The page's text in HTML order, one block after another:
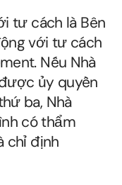
tư cách là Bên
với tư cách
Nếu Nhà
ủy quyền
ba, Nhà
có thẩm
chỉ định